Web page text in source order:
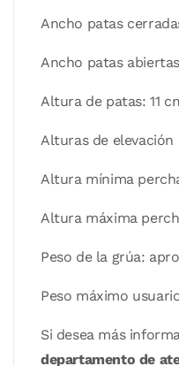
Ancho patas
Ancho patas
Altura de patas: 11
Alturas de elevación
Altura mínima
Altura máxima
Peso de la grúa:
Peso máximo
Si desea más
departamento de